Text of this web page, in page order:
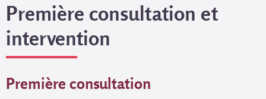
Première consultation et
intervention
Première consultation